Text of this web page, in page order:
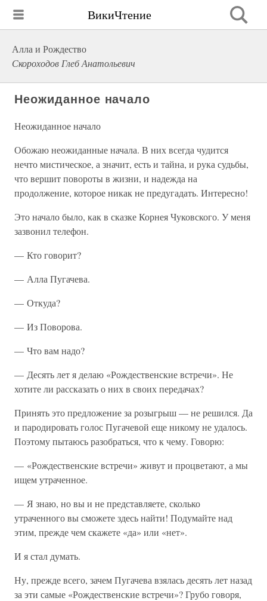
ВикиЧтение
Алла и Рождество
Скороходов Глеб Анатольевич
Неожиданное начало
Неожиданное начало
Обожаю неожиданные начала. В них всегда чудится
нечто мистическое, а значит, есть и тайна, и рука судьбы,
что вершит повороты в жизни, и надежда на
продолжение, которое никак не предугадать. Интересно!
Это начало было, как в сказке Корнея Чуковского. У меня
зазвонил телефон.
— Кто говорит?
— Алла Пугачева.
— Откуда?
— Из Поворова.
— Что вам надо?
— Десять лет я делаю «Рождественские встречи». Не
хотите ли рассказать о них в своих передачах?
Принять это предложение за розыгрыш — не решился. Да
и пародировать голос Пугачевой еще никому не удалось.
Поэтому пытаюсь разобраться, что к чему. Говорю:
— «Рождественские встречи» живут и процветают, а мы
ищем утраченное.
— Я знаю, но вы и не представляете, сколько
утраченного вы сможете здесь найти! Подумайте над
этим, прежде чем скажете «да» или «нет».
И я стал думать.
Ну, прежде всего, зачем Пугачева взялась десять лет назад
за эти самые «Рождественские встречи»? Грубо говоря,